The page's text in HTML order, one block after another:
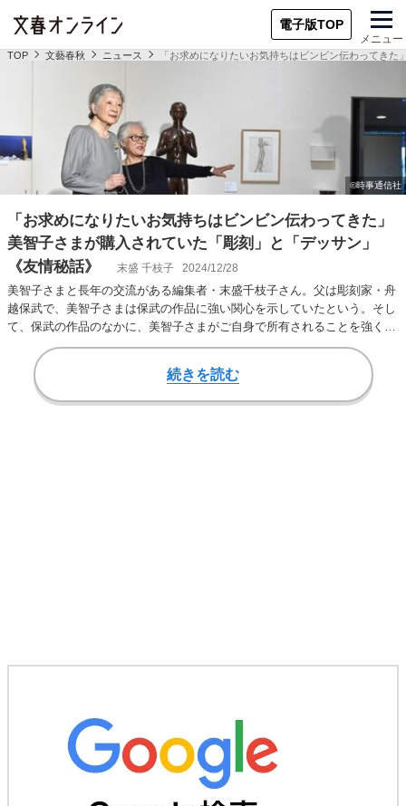
電子版TOP
メニュー
TOP 文藝春秋 ニュース 「お求めになりたいお気持ちはビンビン伝わってき
「お求めになりたいお気持ちはビンビン伝わってきた」
美智子さまが購入されていた「彫刻」と「デッサン」
《友情秘話》
末盛 千枝子 2024/12/28
美智子さまと長年の交流がある編集者・末盛千枝子さん。父は彫刻家・舟
越保武で、美智子さまは保武の作品に強い関心を示していたという。そし
て、保武の作品のなかに、美智子さまがご自身で所有されることを強く望
んだ作品があった。…
続きを読む